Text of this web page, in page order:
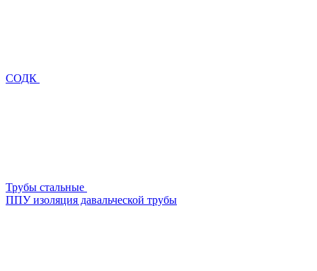
СОДК
Трубы стальные
ППУ изоляция давальческой трубы